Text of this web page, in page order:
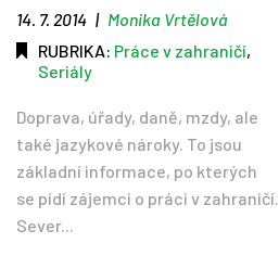
14. 7. 2014 | Monika Vrtělová
RUBRIKA: Práce v zahraničí,
Seriály
Doprava, úřady, daně, mzdy, ale
také jazykové nároky. To jsou
základní informace, po kterých
se pídí zájemci o práci v zahraničí.
Sever...